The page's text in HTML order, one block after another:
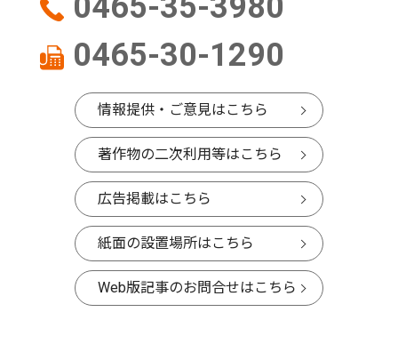
0465-30-1290
情報提供・ご意見はこちら
著作物の二次利用等はこちら
広告掲載はこちら
紙面の設置場所はこちら
Web版記事のお問合せはこちら